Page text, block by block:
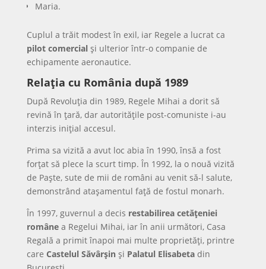
Maria.
Cuplul a trăit modest în exil, iar Regele a lucrat ca
pilot comercialși ulterior într-o companie de
echipamente aeronautice.
Relația cu România după 1989
După Revoluția din 1989, Regele Mihai a dorit să
revină în țară, dar autoritățile post-comuniste i-au
interzis inițial accesul.
Prima sa vizită a avut loc abia în 1990, însă a fost
forțat să plece la scurt timp. În 1992, la o nouă vizită
de Paște, sute de mii de români au venit să-l salute,
demonstrând atașamentul față de fostul monarh.
În 1997, guvernul a decis restabilirea cetățeniei
românea Regelui Mihai, iar în anii următori, Casa
Regală a primit înapoi mai multe proprietăți, printre
care Castelul Săvârșin și Palatul Elisabetadin